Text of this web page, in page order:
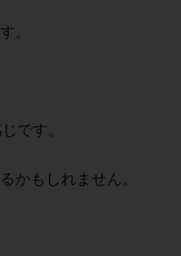
。
です。
かもしれません。